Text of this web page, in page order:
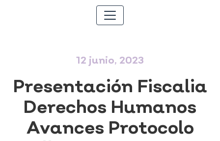
12 junio, 2023
Presentación Fiscalia
Derechos Humanos
Avances Protocolo